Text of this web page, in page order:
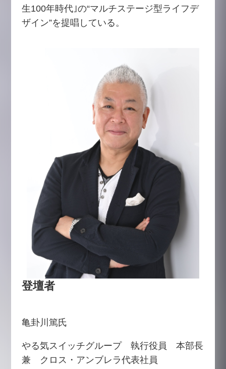
生100年時代｣の“マルチステージ型ライフデ
ザイン”を提唱している。
登壇者
亀卦川篤氏
やる気スイッチグループ 執行役員 本部長
兼 クロス・アンブレラ代表社員